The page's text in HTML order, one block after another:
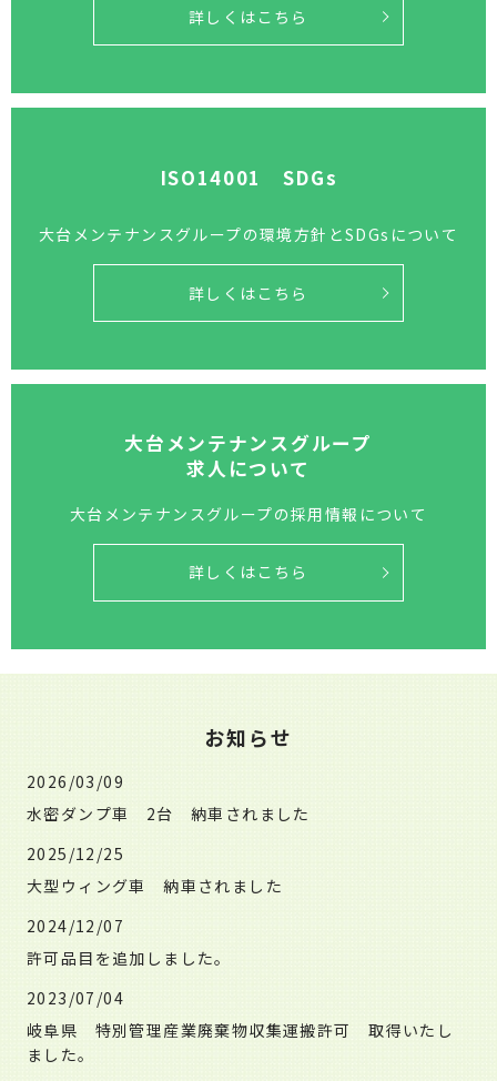
詳しくはこちら
ISO14001 SDGs
大台メンテナンスグループの環境方針とSDGsについて
詳しくはこちら
大台メンテナンスグループ
求人について
大台メンテナンスグループの採用情報について
詳しくはこちら
お知らせ
2026/03/09
水密ダンプ車 2台 納車されました
2025/12/25
大型ウィング車 納車されました
2024/12/07
許可品目を追加しました。
2023/07/04
岐阜県 特別管理産業廃棄物収集運搬許可 取得いたし
ました。